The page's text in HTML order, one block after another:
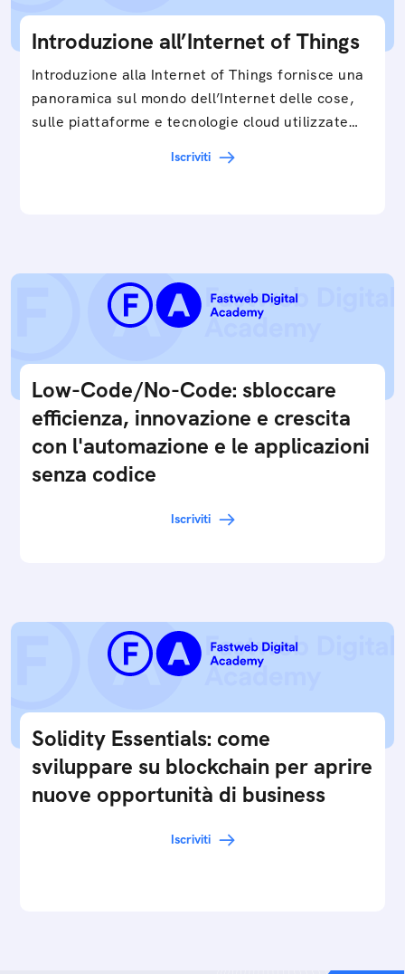
Introduzione all’Internet of Things
Introduzione alla Internet of Things fornisce una
panoramica sul mondo dell’Internet delle cose,
sulle piattaforme e tecnologie cloud utilizzate
Iscriviti
Low-Code/No-Code: sbloccare
efficienza, innovazione e crescita
con l'automazione e le applicazioni
senza codice
Iscriviti
Solidity Essentials: come
sviluppare su blockchain per aprire
nuove opportunità di business
Iscriviti